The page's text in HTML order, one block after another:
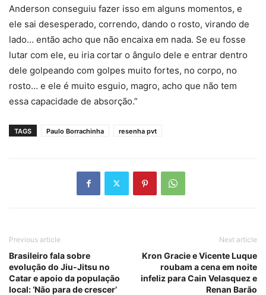
Anderson conseguiu fazer isso em alguns momentos, e
ele sai desesperado, correndo, dando o rosto, virando de
lado… então acho que não encaixa em nada. Se eu fosse
lutar com ele, eu iria cortar o ângulo dele e entrar dentro
dele golpeando com golpes muito fortes, no corpo, no
rosto… e ele é muito esguio, magro, acho que não tem
essa capacidade de absorção.”
TAGS Paulo Borrachinha resenha pvt
Previous article
Brasileiro fala sobre
evolução do Jiu-Jitsu no
Catar e apoio da população
local: ‘Não para de crescer’
Next article
Kron Gracie e Vicente Luque
roubam a cena em noite
infeliz para Cain Velasquez e
Renan Barão